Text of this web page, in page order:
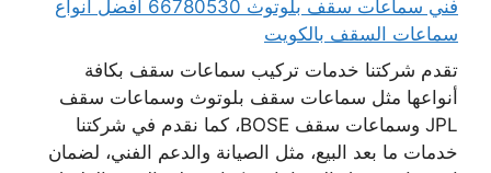
فني سماعات سقف بلوتوث 66780530 أفضل انواع
سماعات السقف بالكويت
تقدم شركتنا خدمات تركيب سماعات سقف بكافة
أنواعها مثل سماعات سقف بلوتوث وسماعات سقف
JPL وسماعات سقف BOSE، كما نقدم في شركتنا
خدمات ما بعد البيع، مثل الصيانة والدعم الفني، لضمان